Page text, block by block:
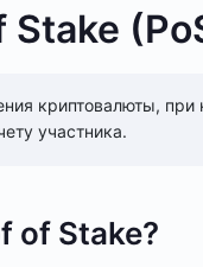
криптовалюты,
участника.
of Stake?